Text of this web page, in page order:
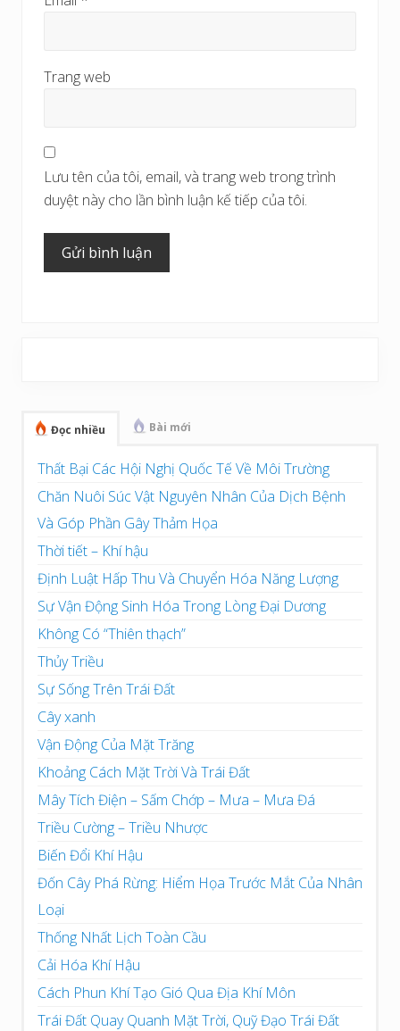
Trang web
Lưu tên của tôi, email, và trang web trong trình
duyệt này cho lần bình luận kế tiếp của tôi.
Đọc nhiều Bài mới
Thất Bại Các Hội Nghị Quốc Tế Về Môi Trường
Chăn Nuôi Súc Vật Nguyên Nhân Của Dịch Bệnh
Và Góp Phần Gây Thảm Họa
Thời tiết – Khí hậu
Định Luật Hấp Thu Và Chuyển Hóa Năng Lượng
Sự Vận Động Sinh Hóa Trong Lòng Đại Dương
Không Có “Thiên thạch”
Thủy Triều
Sự Sống Trên Trái Đất
Cây xanh
Vận Động Của Mặt Trăng
Khoảng Cách Mặt Trời Và Trái Đất
Mây Tích Điện – Sấm Chớp – Mưa – Mưa Đá
Triều Cường – Triều Nhược
Biến Đổi Khí Hậu
Đốn Cây Phá Rừng: Hiểm Họa Trước Mắt Của Nhân
Loại
Thống Nhất Lịch Toàn Cầu
Cải Hóa Khí Hậu
Cách Phun Khí Tạo Gió Qua Địa Khí Môn
Trái Đất Quay Quanh Mặt Trời, Quỹ Đạo Trái Đất